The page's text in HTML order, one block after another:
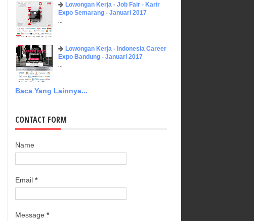
Lowongan Kerja - Job Fair - Karir
Expo Semarang - Januari 2017
...
Lowongan Kerja - Indonesia Career
Expo Bandung - Januari 2017
...
Baca Yang Lainnya...
CONTACT FORM
Name
Email *
Message *